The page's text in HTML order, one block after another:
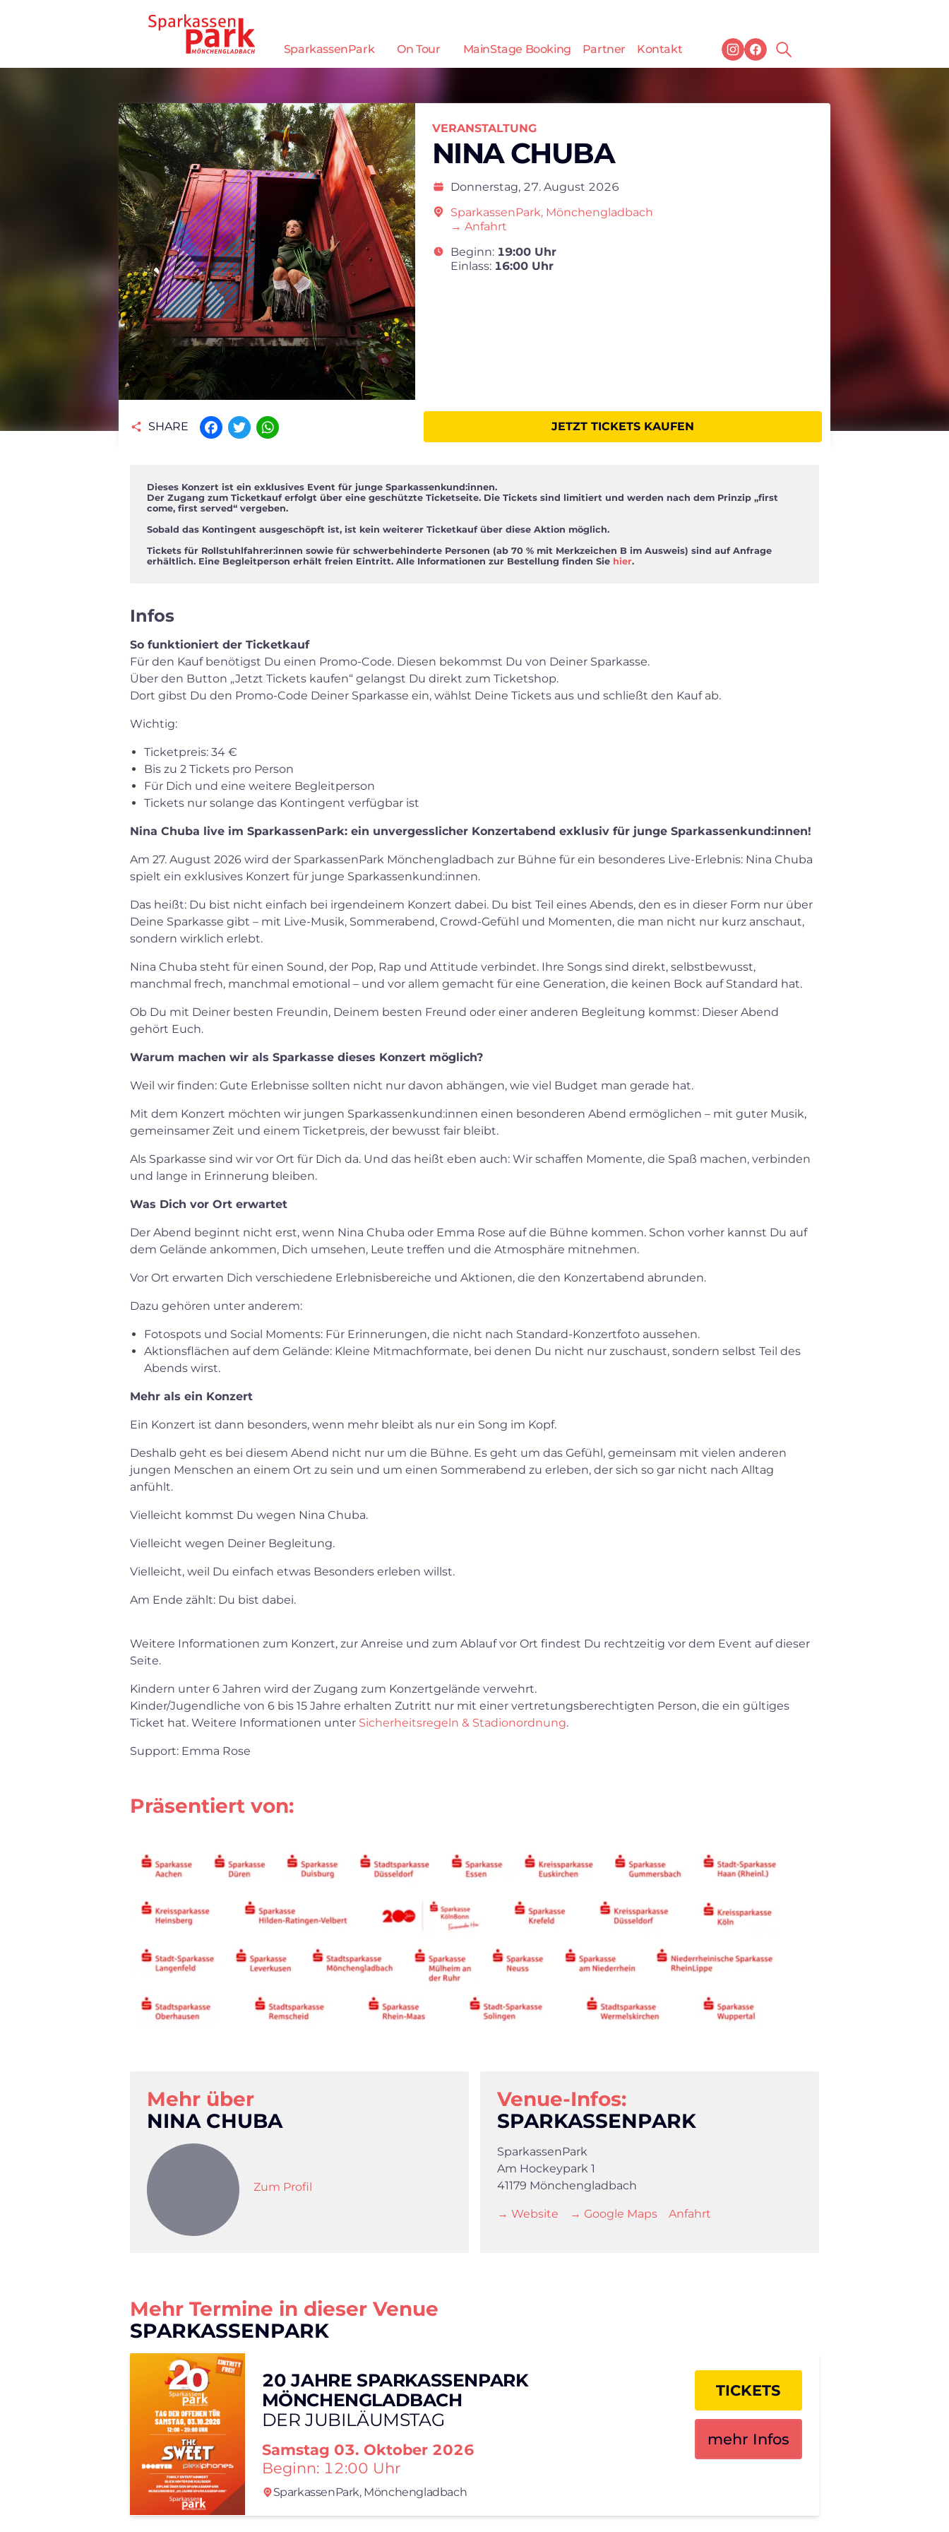
SparkassenPark On Tour MainStage Booking Partner Kontakt
VERANSTALTUNG
NINA CHUBA
Donnerstag, 27. August 2026
SparkassenPark, Mönchengladbach
→ Anfahrt
Beginn: 19:00 Uhr
Einlass: 16:00 Uhr
SHARE JETZT TICKETS KAUFEN
Dieses Konzert ist ein exklusives Event für junge Sparkassenkund:innen.
Der Zugang zum Ticketkauf erfolgt über eine geschützte Ticketseite. Die Tickets sind limitiert und werden nach dem Prinzip „first
come, first served“ vergeben.
Sobald das Kontingent ausgeschöpft ist, ist kein weiterer Ticketkauf über diese Aktion möglich.
Tickets für Rollstuhlfahrer:innen sowie für schwerbehinderte Personen (ab 70 % mit Merkzeichen B im Ausweis) sind auf Anfrage
erhältlich. Eine Begleitperson erhält freien Eintritt. Alle Informationen zur Bestellung finden Sie hier.
Infos
So funktioniert der Ticketkauf
Für den Kauf benötigst Du einen Promo-Code. Diesen bekommst Du von Deiner Sparkasse.
Über den Button „Jetzt Tickets kaufen“ gelangst Du direkt zum Ticketshop.
Dort gibst Du den Promo-Code Deiner Sparkasse ein, wählst Deine Tickets aus und schließt den Kauf ab.
Wichtig:
Ticketpreis: 34 €
Bis zu 2 Tickets pro Person
Für Dich und eine weitere Begleitperson
Tickets nur solange das Kontingent verfügbar ist
Nina Chuba live im SparkassenPark: ein unvergesslicher Konzertabend exklusiv für junge Sparkassenkund:innen!
Am 27. August 2026 wird der SparkassenPark Mönchengladbach zur Bühne für ein besonderes Live-Erlebnis: Nina Chuba
spielt ein exklusives Konzert für junge Sparkassenkund:innen.
Das heißt: Du bist nicht einfach bei irgendeinem Konzert dabei. Du bist Teil eines Abends, den es in dieser Form nur über
Deine Sparkasse gibt – mit Live-Musik, Sommerabend, Crowd-Gefühl und Momenten, die man nicht nur kurz anschaut,
sondern wirklich erlebt.
Nina Chuba steht für einen Sound, der Pop, Rap und Attitude verbindet. Ihre Songs sind direkt, selbstbewusst,
manchmal frech, manchmal emotional – und vor allem gemacht für eine Generation, die keinen Bock auf Standard hat.
Ob Du mit Deiner besten Freundin, Deinem besten Freund oder einer anderen Begleitung kommst: Dieser Abend
gehört Euch.
Warum machen wir als Sparkasse dieses Konzert möglich?
Weil wir finden: Gute Erlebnisse sollten nicht nur davon abhängen, wie viel Budget man gerade hat.
Mit dem Konzert möchten wir jungen Sparkassenkund:innen einen besonderen Abend ermöglichen – mit guter Musik,
gemeinsamer Zeit und einem Ticketpreis, der bewusst fair bleibt.
Als Sparkasse sind wir vor Ort für Dich da. Und das heißt eben auch: Wir schaffen Momente, die Spaß machen, verbinden
und lange in Erinnerung bleiben.
Was Dich vor Ort erwartet
Der Abend beginnt nicht erst, wenn Nina Chuba oder Emma Rose auf die Bühne kommen. Schon vorher kannst Du auf
dem Gelände ankommen, Dich umsehen, Leute treffen und die Atmosphäre mitnehmen.
Vor Ort erwarten Dich verschiedene Erlebnisbereiche und Aktionen, die den Konzertabend abrunden.
Dazu gehören unter anderem:
Fotospots und Social Moments: Für Erinnerungen, die nicht nach Standard-Konzertfoto aussehen.
Aktionsflächen auf dem Gelände: Kleine Mitmachformate, bei denen Du nicht nur zuschaust, sondern selbst Teil des
Abends wirst.
Mehr als ein Konzert
Ein Konzert ist dann besonders, wenn mehr bleibt als nur ein Song im Kopf.
Deshalb geht es bei diesem Abend nicht nur um die Bühne. Es geht um das Gefühl, gemeinsam mit vielen anderen
jungen Menschen an einem Ort zu sein und um einen Sommerabend zu erleben, der sich so gar nicht nach Alltag
anfühlt.
Vielleicht kommst Du wegen Nina Chuba.
Vielleicht wegen Deiner Begleitung.
Vielleicht, weil Du einfach etwas Besonders erleben willst.
Am Ende zählt: Du bist dabei.
Weitere Informationen zum Konzert, zur Anreise und zum Ablauf vor Ort findest Du rechtzeitig vor dem Event auf dieser
Seite.
Kindern unter 6 Jahren wird der Zugang zum Konzertgelände verwehrt.
Kinder/Jugendliche von 6 bis 15 Jahre erhalten Zutritt nur mit einer vertretungsberechtigten Person, die ein gültiges
Ticket hat. Weitere Informationen unter Sicherheitsregeln & Stadionordnung.
Support: Emma Rose
Präsentiert von:
Mehr über
NINA CHUBA
Zum Profil
Venue-Infos:
SPARKASSENPARK
SparkassenPark
Am Hockeypark 1
41179 Mönchengladbach
→ Website → Google Maps Anfahrt
Mehr Termine in dieser Venue
SPARKASSENPARK
20 JAHRE SPARKASSENPARK
MÖNCHENGLADBACH
DER JUBILÄUMSTAG
Samstag 03. Oktober 2026
Beginn: 12:00 Uhr
SparkassenPark, Mönchengladbach
TICKETS
mehr Infos